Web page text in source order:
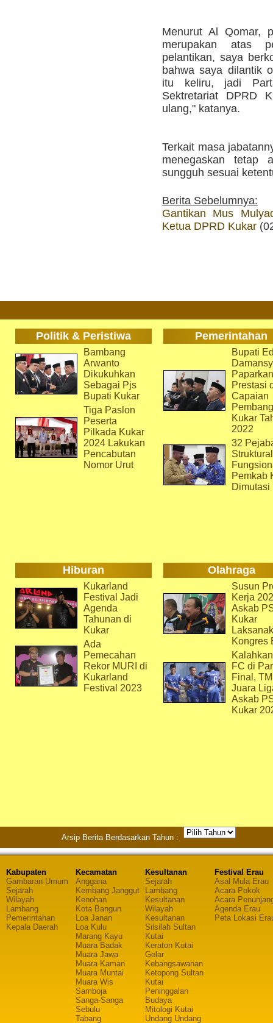
Menurut Al Qomar,
merupakan atas
pelantikan, saya
bahwa saya dilantik
itu keliru, jadi
Sektretariat DPRD
ulang," katanya.
Terkait masa
menegaskan tetap
sungguh sesuai
Berita Sebelumnya:
Gantikan Mus
Ketua DPRD Kukar
Politik & Peristiwa Pemerintahan
Bambang
Arwanto
Dikukuhkan
Sebagai Pjs
Bupati Kukar
Tiga Paslon
Peserta
Pilkada Kukar
2024 Lakukan
Pencabutan
Nomor Urut
Bupati
Paparkan
Prestasi
Capaian
Kukar
2022
32
Pemkab
Dimutasi
Hiburan Olahraga
Kukarland
Festival Jadi
Agenda
Tahunan di
Kukar
Ada
Pemecahan
Rekor MURI di
Kukarland
Festival 2023
Susun
Kerja
Askab
Kukar
Kongres
FC di
Final,
Juara
Askab
Kukar
Arsip Berita Berdasarkan Tahun :
Kabupaten
Gambaran Umum
Sejarah
Wilayah
Lambang
Pemerintahan
Kepala Daerah
Kecamatan
Anggana
Kembang Janggut
Kenohan
Kota Bangun
Loa Janan
Loa Kulu
Marang Kayu
Muara Badak
Muara Jawa
Muara Kaman
Muara Muntai
Muara Wis
Samboja
Sanga-Sanga
Sebulu
Tabang
Kesultanan
Sejarah
Lambang
Kesultanan
Wilayah
Kesultanan
Silsilah Sultan
Kutai
Keraton Kutai
Gelar
Kebangsawanan
Ketopong Sultan
Kutai
Peninggalan
Budaya
Mitologi Kutai
Undang Undang
Festival Erau
Asal Mula Erau
Acara Pokok
Acara
Agenda Erau
Peta Lokasi